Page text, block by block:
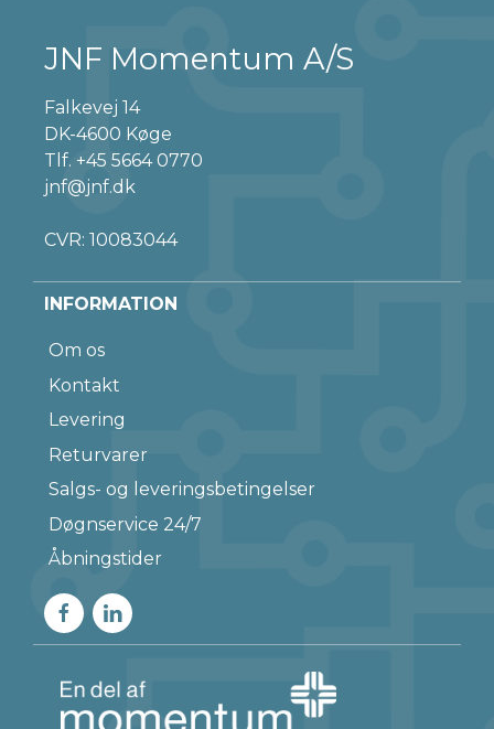
JNF Momentum A/S
Falkevej 14
DK-4600 Køge
Tlf. +45 5664 0770
jnf@jnf.dk
CVR: 10083044
INFORMATION
Om os
Kontakt
Levering
Returvarer
Salgs- og leveringsbetingelser
Døgnservice 24/7
Åbningstider